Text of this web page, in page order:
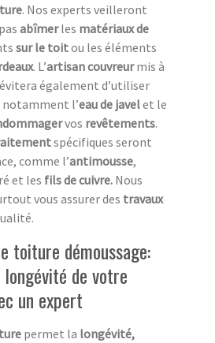
. Nos experts veilleront
abîmerles matériaux de
sur le toitou les éléments
. L’artisan couvreurmis à
également d’utiliser
notamment l’eau de javelet le
vos revêtements.
spécifiques seront
comme l’antimousse,
et les fils de cuivre. Nous
vous assurer des travaux
toiture démoussage:
de votre
un expert
permet la longévité,